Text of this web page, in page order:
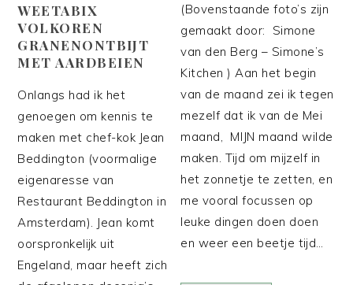
WEETABIX
VOLKOREN
GRANENONTBIJT
MET AARDBEIEN
Onlangs had ik het
genoegen om kennis te
maken met chef-kok Jean
Beddington (voormalige
eigenaresse van
Restaurant Beddington in
Amsterdam). Jean komt
oorspronkelijk uit
Engeland, maar heeft zich
(Bovenstaande foto’s zijn
gemaakt door: Simone
van den Berg – Simone’s
Kitchen ) Aan het begin
van de maand zei ik tegen
mezelf dat ik van de Mei
maand, MIJN maand wilde
maken. Tijd om mijzelf in
het zonnetje te zetten, en
me vooral focussen op
leuke dingen doen doen
en weer een beetje tijd…